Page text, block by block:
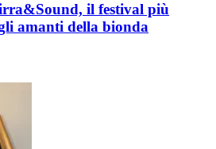
il festival più
amanti della bionda